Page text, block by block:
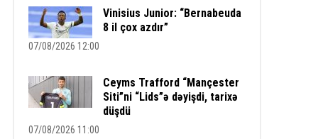
Vinisius Junior: “Bernabeuda
8 il çox azdır”
07/08/2026 12:00
Ceyms Trafford “Mançester
Siti”ni “Lids”ə dəyişdi, tarixə
düşdü
07/08/2026 11:00